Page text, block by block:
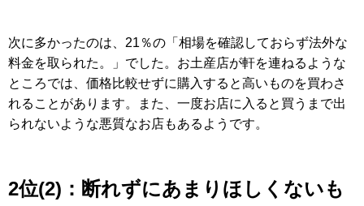
次に多かったのは、21％の「相場を確認しておらず法外な
料金を取られた。」でした。お土産店が軒を連ねるような
ところでは、価格比較せずに購入すると高いものを買わさ
れることがあります。また、一度お店に入ると買うまで出
られないような悪質なお店もあるようです。
2位(2)：断れずにあまりほしくないも